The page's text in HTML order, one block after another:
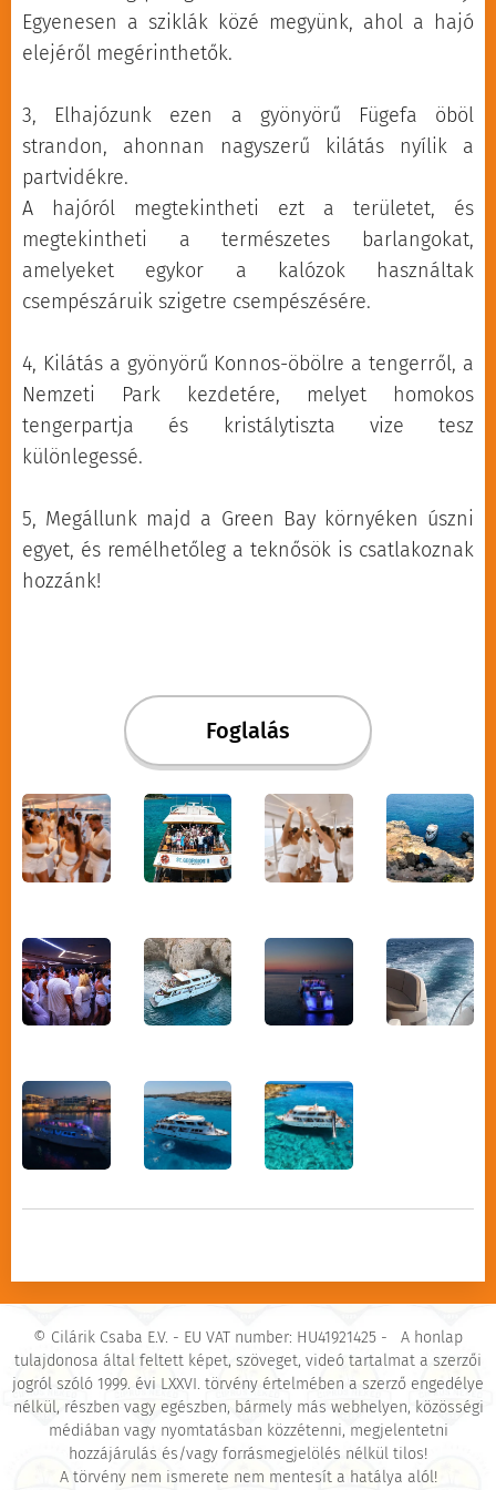
számok között, naplemente fotóinak
elkészítésére, és egy fehér ruhás estére
hangulatra vágysz, stílusos bulienergiával,
nagyszerű zenével, tűzijátékkal és
stresszmentességgel, a St Georgios a
megfelelő hely. Jöjj vendégként, távozz
barátként – ragyogva egy emlékezetes
estéről.
Aya Resort, külső recepció
Ayia Napa Általános Iskola
parkolója. Buszmegálló, Napa
Suites Hotel közelében
Legjobb ár-érték arányú
diszkont
áruház/szupermarket,
buszmegálló szemben.
nélkül, buszmegálló.
Cavo Maris Beach Hotel, a
Best Buy szupermarkettel
Kávézó, kávézó, buszmegálló
a Kennedy sugárúton,
bejáratánál
Donkey Kiosk, Cavo Greco út,
buszmegálló
Eleana Hotel, buszmegálló a
szálloda előtt
Euronapa Hotel Apartments,
Golden Coast Beach Hotel,
buszmegálló a szálloda
Grecian Park Hotel,
buszmegálló a szálloda
bejárata közelében
Landa strandhoz vezető
közúti bejárattal és a
parkolóval szemben
Leonardo Crystal Cove Hotel,
buszmegálló a szállodával
használata a szél- és
tengerviszonyoktól függ, a
garantált része a
kirándulásnak.
Egyenesen a sziklák közé megyünk, ahol a hajó
elejéről megérinthetők.
3, Elhajózunk ezen a gyönyörű Fügefa öböl
strandon, ahonnan nagyszerű kilátás nyílik a
partvidékre.
A hajóról megtekintheti ezt a területet, és
megtekintheti a természetes barlangokat,
amelyeket egykor a kalózok használtak
csempészáruik szigetre csempészésére.
4, Kilátás a gyönyörű Konnos-öbölre a tengerről, a
Nemzeti Park kezdetére, melyet homokos
tengerpartja és kristálytiszta vize tesz
különlegessé.
5, Megállunk majd a Green Bay környéken úszni
egyet, és remélhetőleg a teknősök is csatlakoznak
hozzánk!
Foglalás
© Cilárik Csaba E.V. - EU VAT number: HU41921425 - A honlap
tulajdonosa által feltett képet, szöveget, videó tartalmat a szerzői
jogról szóló 1999. évi LXXVI. törvény értelmében a szerző engedélye
nélkül, részben vagy egészben, bármely más webhelyen, közösségi
médiában vagy nyomtatásban közzétenni, megjelentetni
hozzájárulás és/vagy forrásmegjelölés nélkül tilos!
A törvény nem ismerete nem mentesít a hatálya alól!